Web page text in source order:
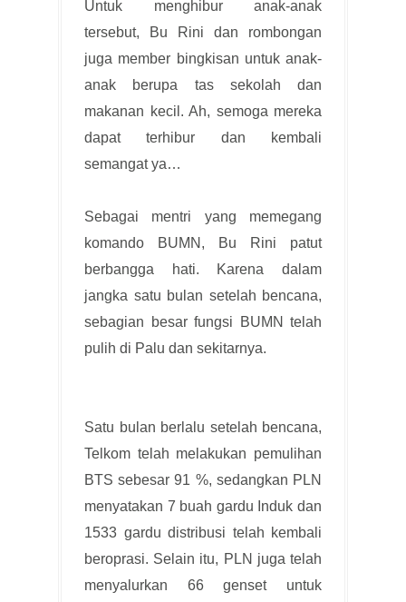
Untuk menghibur anak-anak
tersebut, Bu Rini dan rombongan
juga member bingkisan untuk anak-
anak berupa tas sekolah dan
makanan kecil. Ah, semoga mereka
dapat terhibur dan kembali
semangat ya…
Sebagai mentri yang memegang
komando BUMN, Bu Rini patut
berbangga hati. Karena dalam
jangka satu bulan setelah bencana,
sebagian besar fungsi BUMN telah
pulih di Palu dan sekitarnya.
Satu bulan berlalu setelah bencana,
Telkom telah melakukan pemulihan
BTS sebesar 91 %, sedangkan PLN
menyatakan 7 buah gardu Induk dan
1533 gardu distribusi telah kembali
beroprasi. Selain itu, PLN juga telah
menyalurkan 66 genset untuk